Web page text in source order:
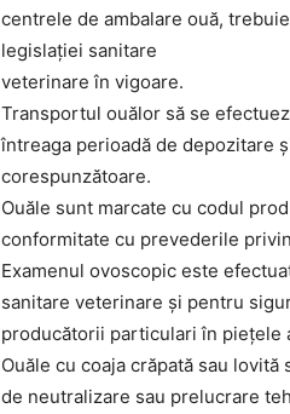
centrele de ambalare ouă,
legislației sanitare
veterinare în vigoare.
Transportul ouălor să se
întreaga perioadă de depozitare
corespunzătoare.
Ouăle sunt marcate cu codul
conformitate cu prevederile
Examenul ovoscopic este
sanitare veterinare și pentru
producătorii particulari în piețele
Ouăle cu coaja crăpată sau
de neutralizare sau prelucrare